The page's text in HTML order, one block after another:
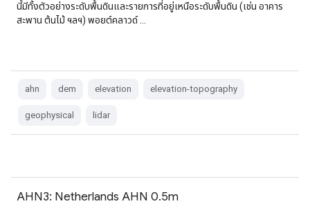
นี้มีทั้งตัวอย่างระดับพื้นดินและรายการที่อยู่เหนือระดับพื้นดิน (เช่น อาคาร
สะพาน ต้นไม้ ฯลฯ) พอยต์คลาวด์ …
ahn dem elevation elevation-topography
geophysical lidar
AHN3: Netherlands AHN 0.5m